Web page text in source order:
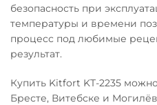
безопасность при
температуры и времени
процесс под любимые
результат.
Купить Kitfort KT-2235
Бресте, Витебске и